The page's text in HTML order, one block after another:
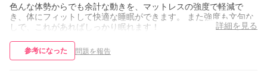
色んな体勢からでも余計な動きを、マットレスの強度で軽減で
き、体にフィットして快適な睡眠ができます。 また強度も文句な
しで、これがあればしっかり眠れます！
詳細を見る
参考になった 問題を報告